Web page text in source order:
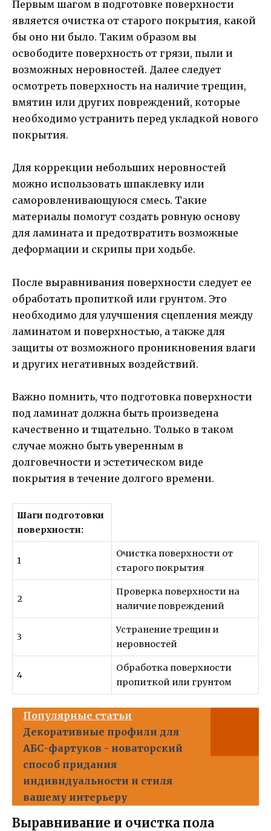
Первым шагом в подготовке поверхности
является очистка от старого покрытия, какой
бы оно ни было. Таким образом вы
освободите поверхность от грязи, пыли и
возможных неровностей. Далее следует
осмотреть поверхность на наличие трещин,
вмятин или других повреждений, которые
необходимо устранить перед укладкой нового
покрытия.
Для коррекции небольших неровностей
можно использовать шпаклевку или
саморовленивающуюся смесь. Такие
материалы помогут создать ровную основу
для ламината и предотвратить возможные
деформации и скрипы при ходьбе.
После выравнивания поверхности следует ее
обработать пропиткой или грунтом. Это
необходимо для улучшения сцепления между
ламинатом и поверхностью, а также для
защиты от возможного проникновения влаги
и других негативных воздействий.
Важно помнить, что подготовка поверхности
под ламинат должна быть произведена
качественно и тщательно. Только в таком
случае можно быть уверенным в
долговечности и эстетическом виде
покрытия в течение долгого времени.
Шаги подготовки
поверхности:
1
Очистка поверхности от
старого покрытия
2
Проверка поверхности на
наличие повреждений
3
Устранение трещин и
неровностей
4
Обработка поверхности
пропиткой или грунтом
Популярные статьи
Декоративные профили для
АБС-фартуков - новаторский
способ придания
индивидуальности и стиля
вашему интерьеру
Выравнивание и очистка пола